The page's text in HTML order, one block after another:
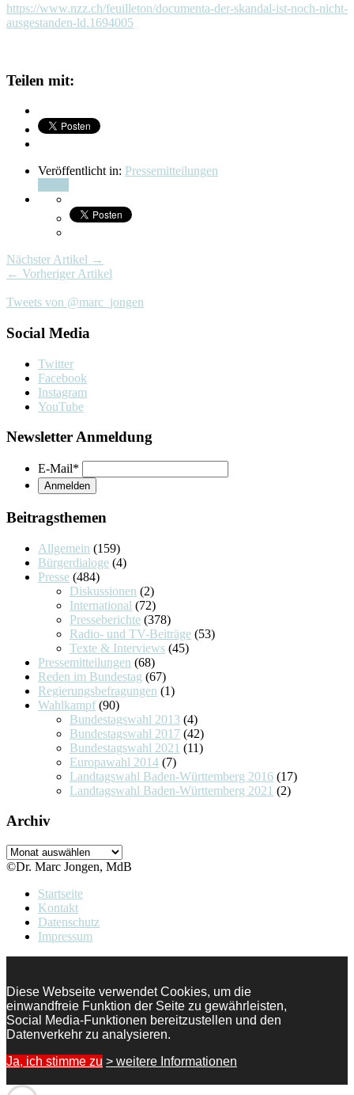
https://www.nzz.ch/feuilleton/documenta-der-skandal-ist-noch-nicht-
ausgestanden-ld.1694005
Teilen mit:
Veröffentlicht in: Pressemitteilungen
Nächster Artikel →
← Vorheriger Artikel
Tweets von @marc_jongen
Social Media
Twitter
Facebook
Instagram
YouTube
Newsletter Anmeldung
E-Mail*
Beitragsthemen
Allgemein (159)
Bürgerdialoge (4)
Presse (484)
Diskussionen (2)
International (72)
Presseberichte (378)
Radio- und TV-Beiträge (53)
Texte & Interviews (45)
Pressemitteilungen (68)
Reden im Bundestag (67)
Regierungsbefragungen (1)
Wahlkampf (90)
Bundestagswahl 2013 (4)
Bundestagswahl 2017 (42)
Bundestagswahl 2021 (11)
Europawahl 2014 (7)
Landtagswahl Baden-Württemberg 2016 (17)
Landtagswahl Baden-Württemberg 2021 (2)
Archiv
Archiv
©Dr. Marc Jongen, MdB
Startseite
Kontakt
Datenschutz
Impressum
Diese Webseite verwendet Cookies, um die
einwandfreie Funktion der Seite zu gewährleisten,
Social Media-Funktionen bereitzustellen und den
Datenverkehr zu analysieren.
Ja, ich stimme zu > weitere Informationen